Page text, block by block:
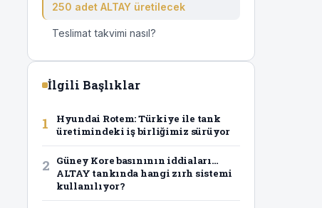
250 adet ALTAY üretilecek
Teslimat takvimi nasıl?
İlgili Başlıklar
1
Hyundai Rotem: Türkiye ile tank
üretimindeki iş birliğimiz sürüyor
2
Güney Kore basınının iddiaları…
ALTAY tankında hangi zırh sistemi
kullanılıyor?